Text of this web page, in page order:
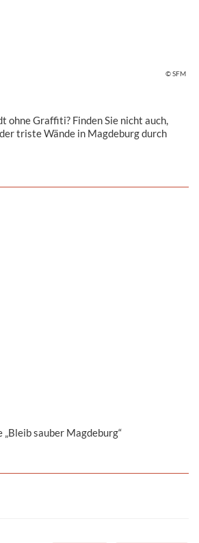
ohne Graffiti? Finden Sie nicht auch,
triste Wände in Magdeburg durch
© SFM
sauber Magdeburg“